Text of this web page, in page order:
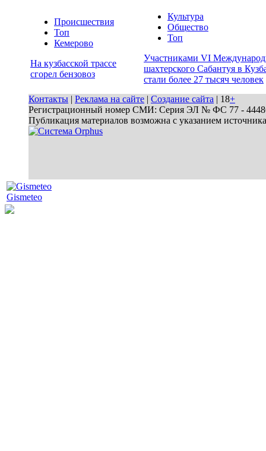
Происшествия
Топ
Кемерово
На кузбасской трассе
сгорел бензовоз
Культура
Общество
Топ
Участниками VI
шахтерского Сабантуя в
стали более 27 тысяч человек
Контакты | Реклама на сайте | Создание сайта | 18+
Регистрационный номер СМИ: Серия ЭЛ № ФС 77 - 44486
Публикация материалов возможна с указанием
Gismeteo